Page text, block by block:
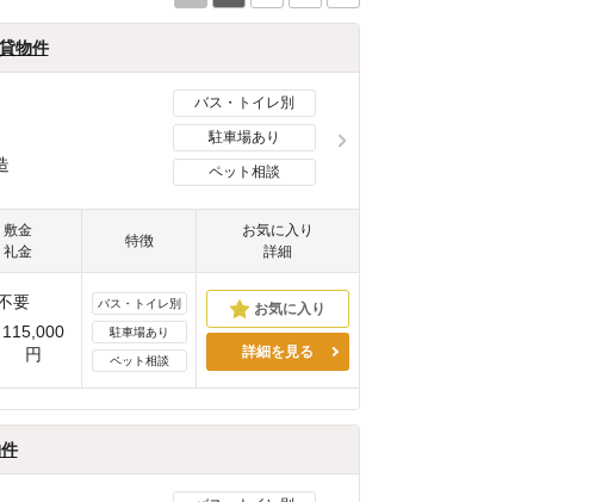
物件
バス・トイレ別
駐車場あり
ペット相談
敷金
礼金
特徴
お気に入り
詳細
要
115,000
円
バス・トイレ別
駐車場あり
ペット相談
詳細を見る